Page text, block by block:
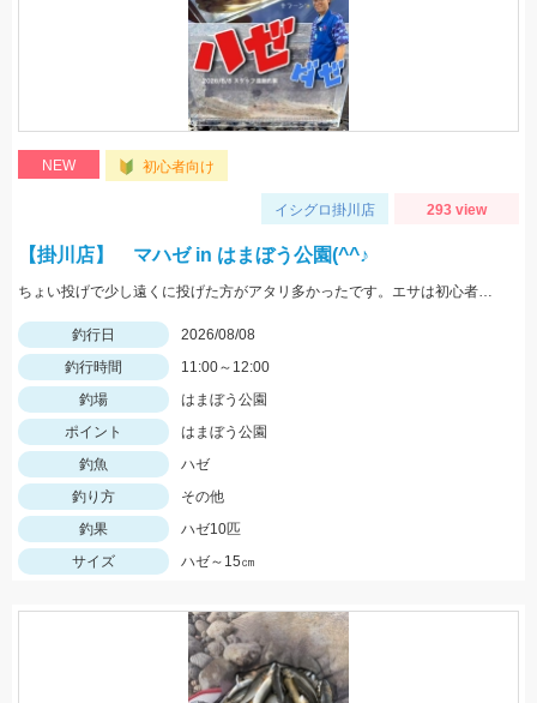
NEW 初心者向け
イシグロ掛川店 293 view
【掛川店】 マハゼ in はまぼう公園(^^♪
ちょい投げで少し遠くに投げた方がアタリ多かったです。エサは初心者の方は『ゴールド』が針に刺しやすくオススメ♪ハゼはまだ小振りサイズなので、針は６号。ハゼ釣りのシーズンはこれからですよ～♪
釣行日
2026/08/08
釣行時間
11:00～12:00
釣場
はまぼう公園
ポイント
はまぼう公園
釣魚
ハゼ
釣り方
その他
釣果
ハゼ10匹
サイズ
ハゼ～15㎝